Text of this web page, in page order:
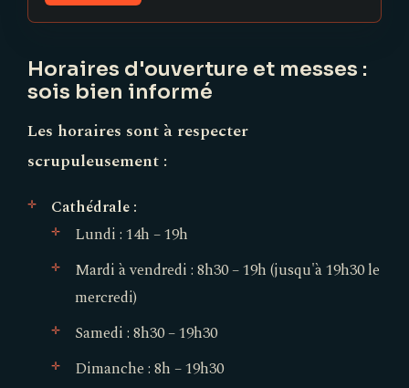
Horaires d'ouverture et messes :
sois bien informé
Les horaires sont à respecter
scrupuleusement :
Cathédrale :
Lundi : 14h – 19h
Mardi à vendredi : 8h30 – 19h (jusqu'à 19h30 le
mercredi)
Samedi : 8h30 – 19h30
Dimanche : 8h – 19h30